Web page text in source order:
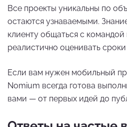
Все проекты уникальны по
остаются узнаваемыми.
клиенту общаться с командой
реалистично оценивать
Если вам нужен мобильный
Nomium всегда готова
вами — от первых идей до